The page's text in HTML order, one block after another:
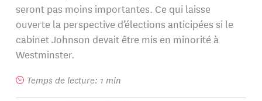
seront pas moins importantes. Ce qui laisse
ouverte la perspective d’élections anticipées si le
cabinet Johnson devait être mis en minorité à
Westminster.
Temps de lecture: 1 min